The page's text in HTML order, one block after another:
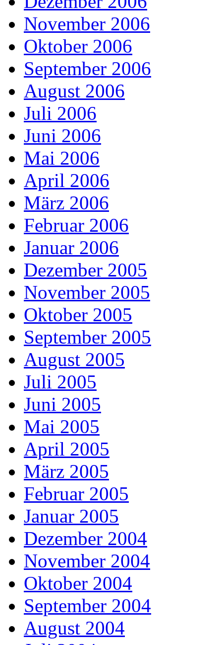
November 2006
Oktober 2006
September 2006
August 2006
Juli 2006
Juni 2006
Mai 2006
April 2006
März 2006
Februar 2006
Januar 2006
Dezember 2005
November 2005
Oktober 2005
September 2005
August 2005
Juli 2005
Juni 2005
Mai 2005
April 2005
März 2005
Februar 2005
Januar 2005
Dezember 2004
November 2004
Oktober 2004
September 2004
August 2004